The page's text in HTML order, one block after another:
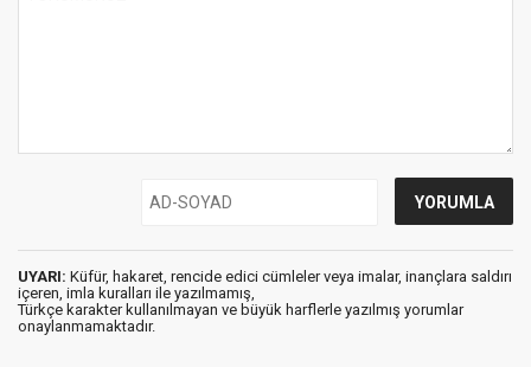
UYARI: Küfür, hakaret, rencide edici cümleler veya imalar, inançlara saldırı
içeren, imla kuralları ile yazılmamış,
Türkçe karakter kullanılmayan ve büyük harflerle yazılmış yorumlar
onaylanmamaktadır.